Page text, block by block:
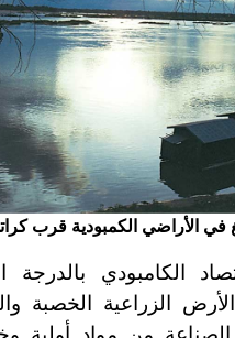
في الأراضي الكمبودية قرب
الكامبودي بالدرجة
الأرض الزراعية الخصبة